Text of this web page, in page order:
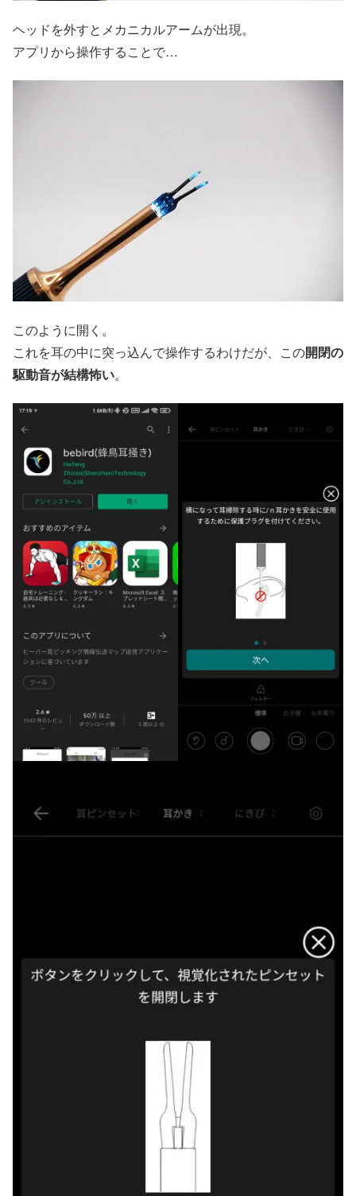
ヘッドを外すとメカニカルアームが出現。
アプリから操作することで…
このように開く。
これを耳の中に突っ込んで操作するわけだが、この開閉の
駆動音が結構怖い。